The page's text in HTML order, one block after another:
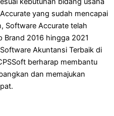
yang sudah mencapai
Software Accurate telah
Brand 2016 hingga 2021
Akuntansi Terbaik di
berharap membantu
dan memajukan